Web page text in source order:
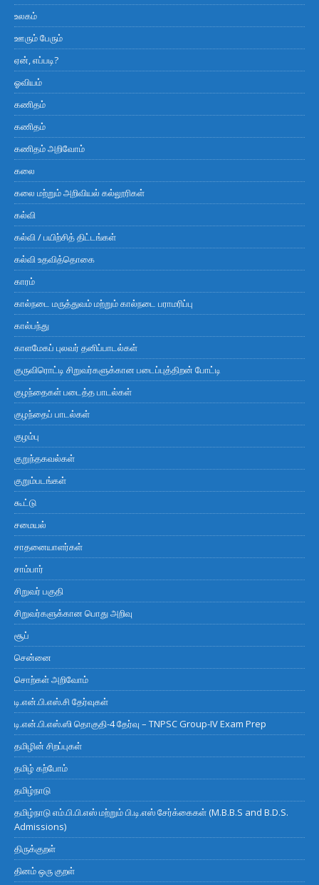
உலகம்
ஊரும் பேரும்
ஏன், எப்படி?
ஓவியம்
கணிதம்
கணிதம்
கணிதம் அறிவோம்
கலை
கலை மற்றும் அறிவியல் கல்லூரிகள்
கல்வி
கல்வி / பயிற்சித் திட்டங்கள்
கல்வி உதவித்தொகை
காரம்
கால்நடை மருத்துவம் மற்றும் கால்நடை பராமரிப்பு
கால்பந்து
காளமேகப் புலவர் தனிப்பாடல்கள்
குருவிரொட்டி சிறுவர்களுக்கான படைப்புத்திறன் போட்டி
குழந்தைகள் படைத்த பாடல்கள்
குழந்தைப் பாடல்கள்
குழம்பு
குறுந்தகவல்கள்
குறும்படங்கள்
கூட்டு
சமையல்
சாதனையாளர்கள்
சாம்பார்
சிறுவர் பகுதி
சிறுவர்களுக்கான பொது அறிவு
சூப்
சென்னை
சொற்கள் அறிவோம்
டி.என்.பி.எஸ்.சி தேர்வுகள்
டி.என்.பி.எஸ்.ஸி தொகுதி-4 தேர்வு – TNPSC Group-IV Exam Prep
தமிழின் சிறப்புகள்
தமிழ் கற்போம்
தமிழ்நாடு
தமிழ்நாடு எம்.பி.பி.எஸ் மற்றும் பி.டி.எஸ் சேர்க்கைகள் (M.B.B.S and B.D.S.
Admissions)
திருக்குறள்
தினம் ஒரு குறள்